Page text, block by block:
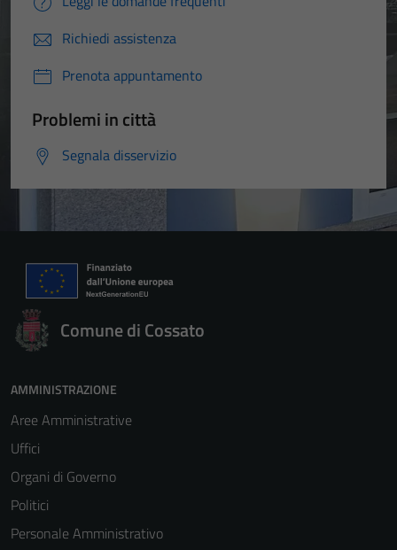
Richiedi assistenza
Prenota appuntamento
Problemi in città
Segnala disservizio
Comune di Cossato
AMMINISTRAZIONE
Aree Amministrative
Uffici
Organi di Governo
Politici
Personale Amministrativo